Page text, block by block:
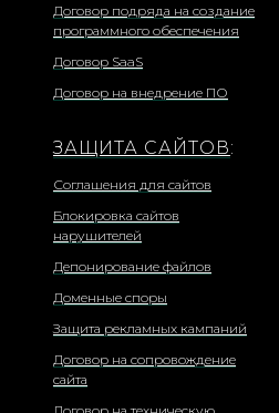
Договор подряда на создание
программного обеспечения
Договор SaaS
Договор на внедрение ПО
ЗАЩИТА САЙТОВ:
Соглашения для сайтов
Блокировка сайтов
нарушителей
Депонирование файлов
Доменные споры
Защита рекламных кампаний
Договор на сопровождение
сайта